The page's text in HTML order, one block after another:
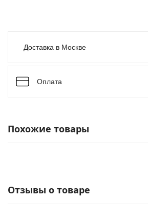
Доставка в Москве
Оплата
Похожие товары
Отзывы о товаре